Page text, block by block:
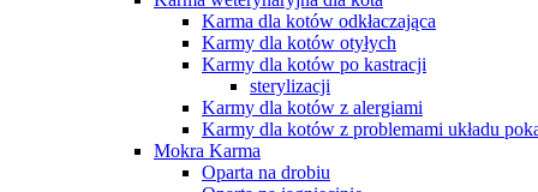
Karma dla kotów odkłaczająca
Karmy dla kotów otyłych
Karmy dla kotów po kastracji
sterylizacji
Karmy dla kotów z alergiami
Karmy dla kotów z problemami układu
Mokra Karma
Oparta na drobiu